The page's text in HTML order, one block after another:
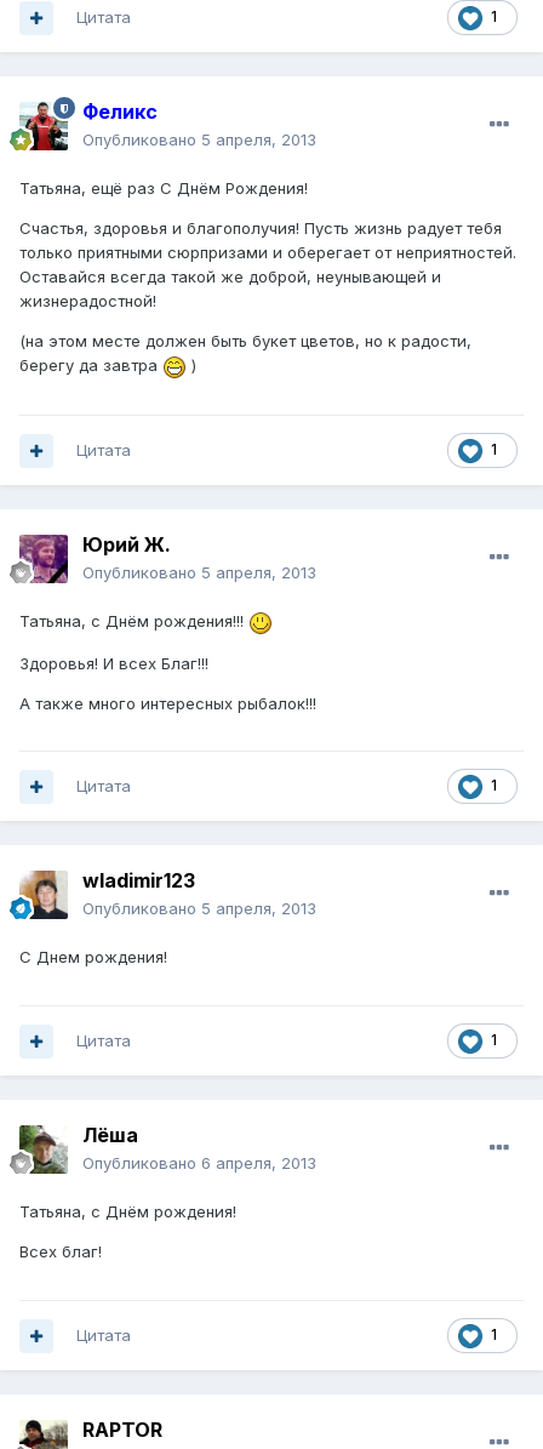
1
Цитата
Феликс
Опубликовано 5 апреля, 2013
Татьяна, ещё раз С Днём Рождения!
Счастья, здоровья и благополучия! Пусть жизнь радует тебя
только приятными сюрпризами и оберегает от неприятностей.
Оставайся всегда такой же доброй, неунывающей и
жизнерадостной!
(на этом месте должен быть букет цветов, но к радости,
берегу да завтра
)
1
Цитата
Юрий Ж.
Опубликовано 5 апреля, 2013
Татьяна, с Днём рождения!!!
Здоровья! И всех Благ!!!
А также много интересных рыбалок!!!
1
Цитата
wladimir123
Опубликовано 5 апреля, 2013
C Днем рождения!
1
Цитата
Лёша
Опубликовано 6 апреля, 2013
Татьяна, с Днём рождения!
Всех благ!
1
Цитата
RAPTOR